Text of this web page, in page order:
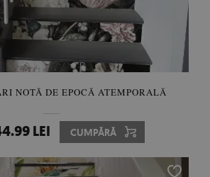
NOTĂ DE EPOCĂ ATEMPORALĂ
LEI CUMPĂRĂ